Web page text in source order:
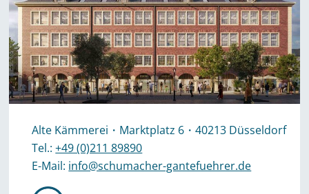
Alte Kämmerei・Marktplatz 6・40213 Düsseldorf
Tel.:+49 (0)211 89890
E-Mail: info@schumacher-gantefuehrer.de